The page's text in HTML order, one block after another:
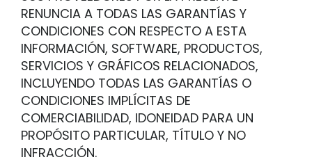
RENUNCIA A TODAS LAS GARANTÍAS Y
CONDICIONES CON RESPECTO A ESTA
INFORMACIÓN, SOFTWARE, PRODUCTOS,
SERVICIOS Y GRÁFICOS RELACIONADOS,
INCLUYENDO TODAS LAS GARANTÍAS O
CONDICIONES IMPLÍCITAS DE
COMERCIABILIDAD, IDONEIDAD PARA UN
PROPÓSITO PARTICULAR, TÍTULO Y NO
INFRACCIÓN.